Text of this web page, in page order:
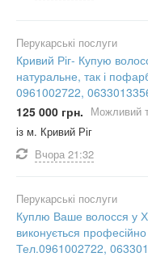
Перукарські послуги
Кривий Ріг- Купую
натуральне, так і
0961002722,
125 000 грн. Можливий
із м. Кривий Ріг
Вчора 21:32
Перукарські послуги
Куплю Ваше волосся у
виконується
Тел.0961002722,